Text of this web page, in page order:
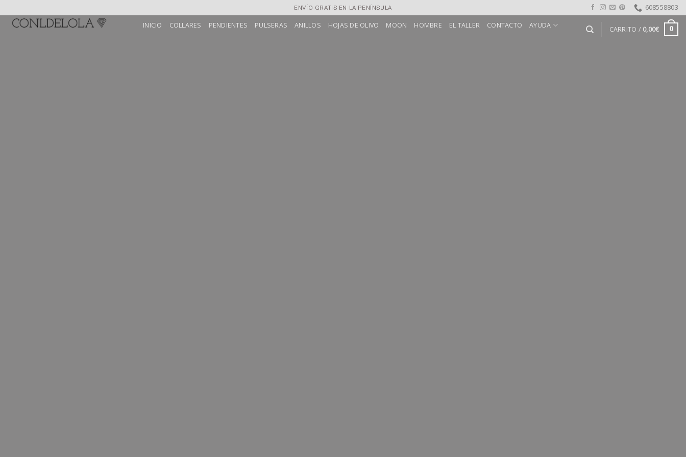
to
ENVÍO GRATIS EN LA PENÍNSULA 608558803
INICIO COLLARES PENDIENTES PULSERAS ANILLOS HOJAS DE OLIVO MOON HOMBRE EL TALLER CONTACTO AYUDA CARRITO / 0,00€ 0